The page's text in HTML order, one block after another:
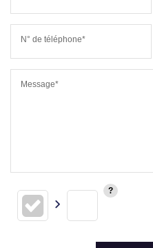
N° de téléphone*
Message*